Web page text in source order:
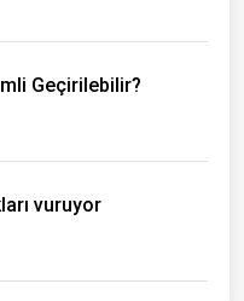
Geçirilebilir?
vuruyor